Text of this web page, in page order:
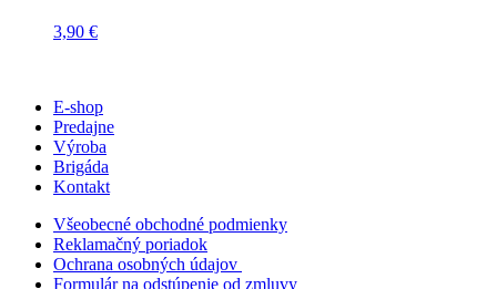
3,90 €
E-shop
Predajne
Výroba
Brigáda
Kontakt
Všeobecné obchodné podmienky
Reklamačný poriadok
Ochrana osobných údajov
Formulár na odstúpenie od zmluvy